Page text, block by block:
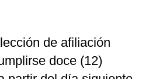
de afiliación
doce (12)